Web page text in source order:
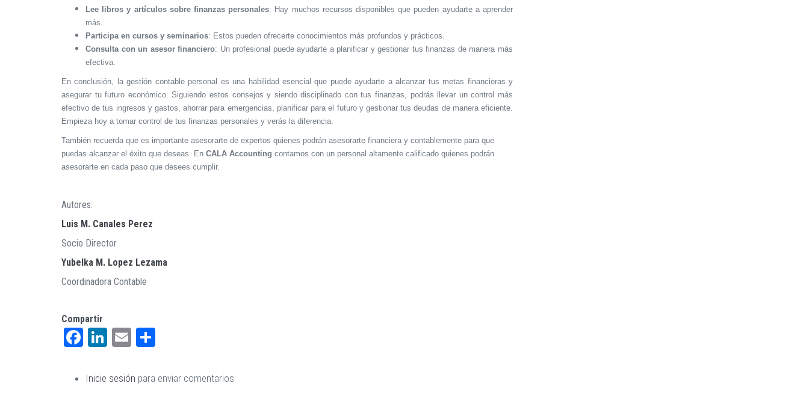
Lee libros y artículos sobre finanzas personales: Hay muchos recursos disponibles que pueden ayudarte a aprender
más.
Participa en cursos y seminarios: Estos pueden ofrecerte conocimientos más profundos y prácticos.
Consulta con un asesor financiero: Un profesional puede ayudarte a planificar y gestionar tus finanzas de manera más
efectiva.
En conclusión,
la gestión contable personal es una habilidad esencial que puede ayudarte a alcanzar tus metas financieras y
asegurar tu futuro económico. Siguiendo estos consejos y siendo disciplinado con tus finanzas, podrás llevar un control más
efectivo de tus ingresos y gastos, ahorrar para emergencias, planificar para el futuro y gestionar tus deudas de manera eficiente.
Empieza hoy a tomar control de tus finanzas personales y verás la diferencia.
También recuerda que es importante asesorarte de expertos quienes podrán asesorarte financiera y contablemente para que
puedas alcanzar el éxito que deseas. En CALA Accounting contamos con un personal altamente calificado quienes podrán
asesorarte en cada paso que desees cumplir.
Autores:
Luis M. Canales Perez
Socio Director
Yubelka M. Lopez Lezama
Coordinadora Contable
Compartir
Facebook
LinkedIn
Email
Inicie sesión para enviar comentarios